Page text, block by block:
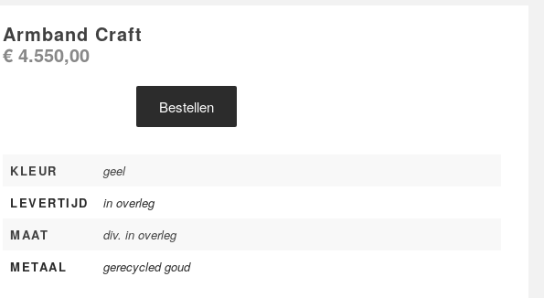
Armband Craft
€ 4.550,00
Bestellen
KLEUR
geel
LEVERTIJD
in overleg
MAAT
div. in overleg
METAAL
gerecycled goud